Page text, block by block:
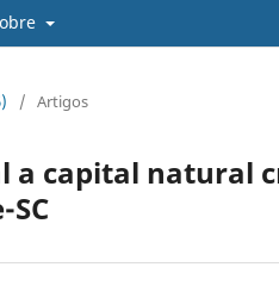
/ Artigos
a capital natural